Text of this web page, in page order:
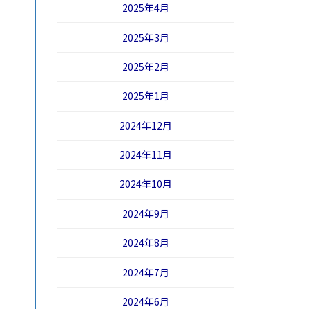
2025年4月
2025年3月
2025年2月
2025年1月
2024年12月
2024年11月
2024年10月
2024年9月
2024年8月
2024年7月
2024年6月